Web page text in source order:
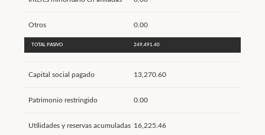
Otros 0.00
TOTAL PASIVO 249,491.40
Capital social pagado 13,270.60
Patrimonio restringido 0.00
Utilidades y reservas acumuladas 16,225.46